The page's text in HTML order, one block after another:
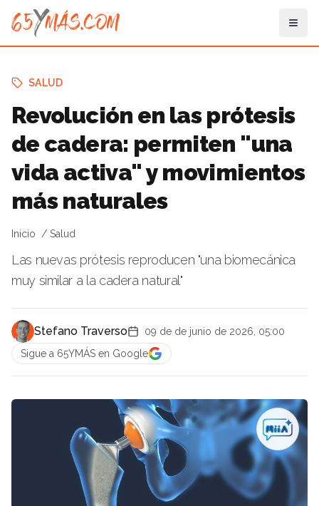
SALUD
Revolución en las prótesis
de cadera: permiten "una
vida activa" y movimientos
más naturales
Inicio Salud
Las nuevas prótesis reproducen "una biomecánica
muy similar a la cadera natural"
Stefano Traverso
09 de de junio de 2026, 05:00
Sigue a 65YMÁS en Google